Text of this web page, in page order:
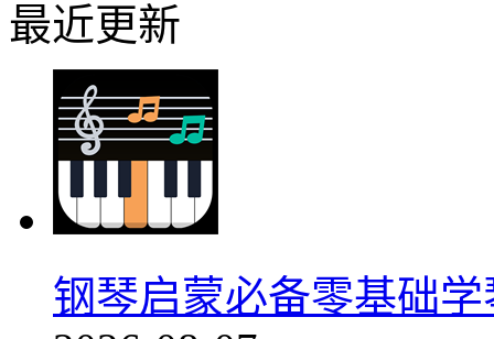
最近更新
钢琴启蒙必备零基础学